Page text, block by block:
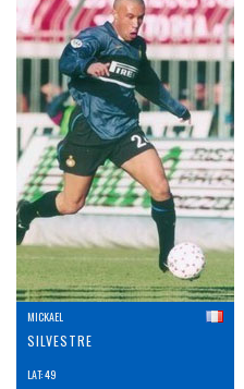
MICKAEL
SILVESTRE
LAT: 49